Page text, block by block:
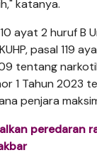
katanya.
ayat 2 huruf B
pasal 119
tentang
1 Tahun 2023
penjara
peredaran